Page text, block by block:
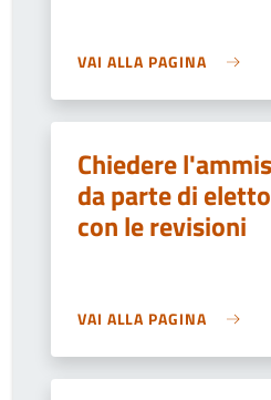
VAI ALLA PAGINA
Chiedere
da parte di
con le revisioni
VAI ALLA PAGINA